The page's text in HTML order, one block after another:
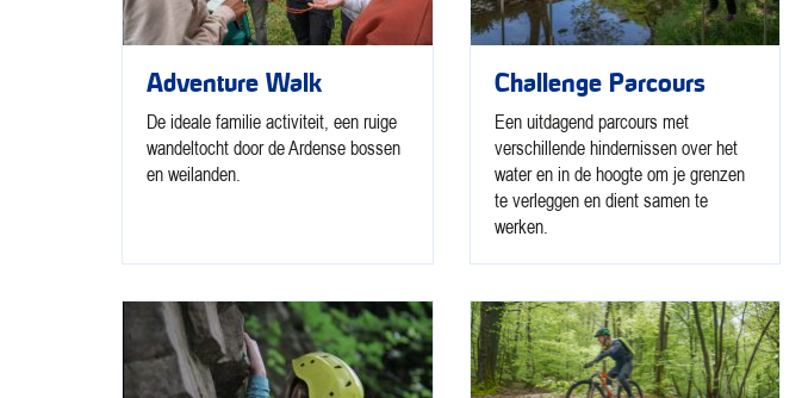
Adventure Walk
De ideale familie activiteit, een ruige
wandeltocht door de Ardense bossen
en weilanden.
Challenge Parcours
Een uitdagend parcours met
verschillende hindernissen over het
water en in de hoogte om je grenzen
te verleggen en dient samen te
werken.